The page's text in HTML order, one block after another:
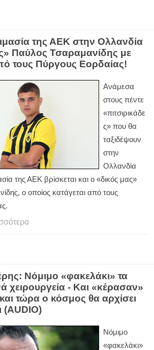
της ΑΕΚ στην Ολλανδία
Παύλος Τσαραμανίδης με
τους Πύργους Εορδαίας!
Ανάμεσα
στους πέντε
«πιτσιρικάδε
ς» που θα
ταξιδέψουν
στην
Ολλανδία
της ΑΕΚ βρίσκεται και ο «δικός μας»
ο οποίος κατάγεται από τους
Νόμιμο «φακελάκι» τα
χειρουργεία - Και «κέρασαν»
και τώρα ο κόσμος θα αρχίσει
(AUDIO)
Νόμιμο
«φακελάκι»